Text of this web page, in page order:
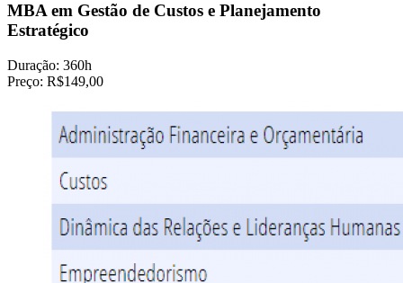
MBA em Gestão de Custos e Planejamento
Estratégico
Duração: 360h
Preço: R$149,00